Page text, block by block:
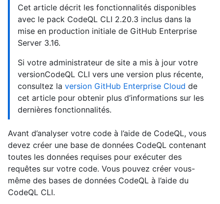
Cet article décrit les fonctionnalités disponibles
avec le pack CodeQL CLI 2.20.3 inclus dans la
mise en production initiale de GitHub Enterprise
Server 3.16.
Si votre administrateur de site a mis à jour votre
versionCodeQL CLI vers une version plus récente,
consultez la version GitHub Enterprise Cloud de
cet article pour obtenir plus d’informations sur les
dernières fonctionnalités.
Avant d’analyser votre code à l’aide de CodeQL, vous
devez créer une base de données CodeQL contenant
toutes les données requises pour exécuter des
requêtes sur votre code. Vous pouvez créer vous-
même des bases de données CodeQL à l’aide du
CodeQL CLI.